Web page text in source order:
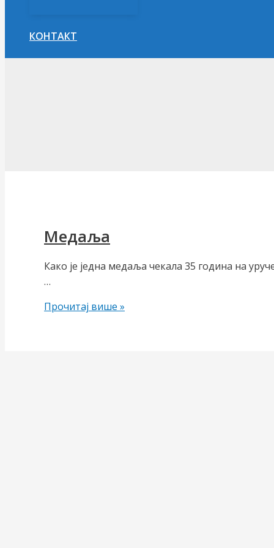
КОНТАКТ
Медаља
Како је једна медаља чекала 35 година на
…
Медаља
Прочитај више »